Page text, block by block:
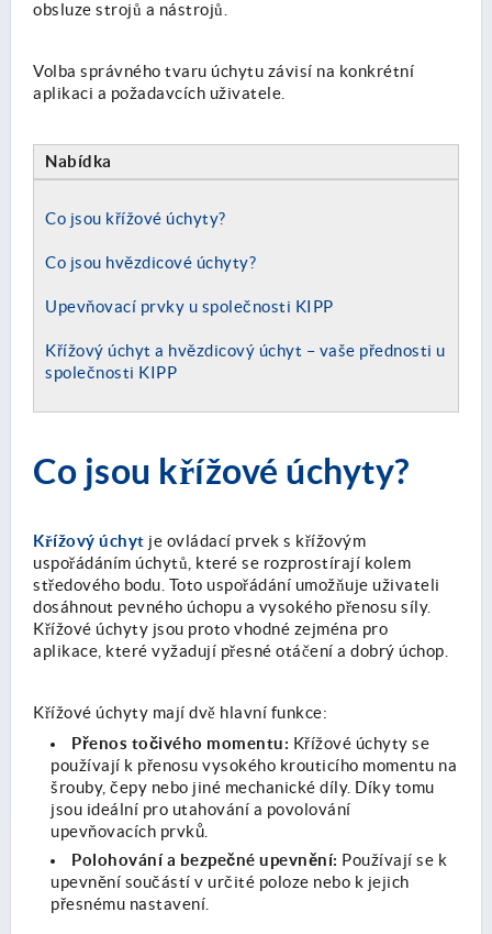
obsluze strojů a nástrojů.
Volba správného tvaru úchytu závisí na konkrétní
aplikaci a požadavcích uživatele.
Nabídka
Co jsou křížové úchyty?
Co jsou hvězdicové úchyty?
Upevňovací prvky u společnosti KIPP
Křížový úchyt a hvězdicový úchyt – vaše přednosti u
společnosti KIPP
Co jsou křížové úchyty?
Křížový úchyt je ovládací prvek s křížovým
uspořádáním úchytů, které se rozprostírají kolem
středového bodu. Toto uspořádání umožňuje uživateli
dosáhnout pevného úchopu a vysokého přenosu síly.
Křížové úchyty jsou proto vhodné zejména pro
aplikace, které vyžadují přesné otáčení a dobrý úchop.
Křížové úchyty mají dvě hlavní funkce:
Přenos točivého momentu: Křížové úchyty se
používají k přenosu vysokého krouticího momentu na
šrouby, čepy nebo jiné mechanické díly. Díky tomu
jsou ideální pro utahování a povolování
upevňovacích prvků.
Polohování a bezpečné upevnění: Používají se k
upevnění součástí v určité poloze nebo k jejich
přesnému nastavení.